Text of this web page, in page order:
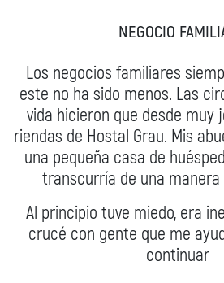
NEGOCIO
Los negocios familiares
este no ha sido menos. Las
vida hicieron que desde muy
riendas de Hostal Grau. Mis
una pequeña casa de
transcurría de una
Al principio tuve miedo, era
crucé con gente que me
continuar